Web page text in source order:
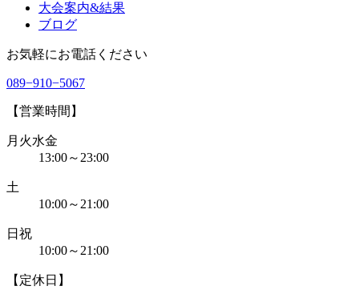
大会案内&結果
ブログ
お気軽にお電話ください
089−910−5067
【営業時間】
月火水金
13:00～23:00
土
10:00～21:00
日祝
10:00～21:00
【定休日】